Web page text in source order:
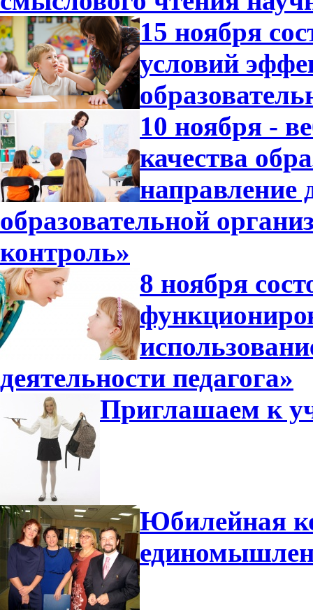
15 ноября
условий
10 ноября -
качества
направление
образовательной
контроль»
8 ноября
деятельности педагога»
Приглашаем к
Юбилейная